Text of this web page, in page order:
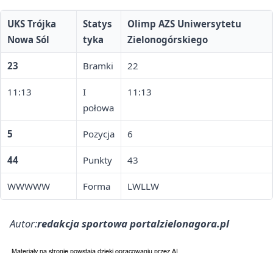
UKS Trójka
Nowa Sól
Statys
tyka
Olimp AZS Uniwersytetu
Zielonogórskiego
23 Bramki 22
11:13
I
połowa
11:13
5 Pozycja 6
44 Punkty 43
WWWWW Forma LWLLW
Autor:redakcja sportowa portalzielonagora.pl